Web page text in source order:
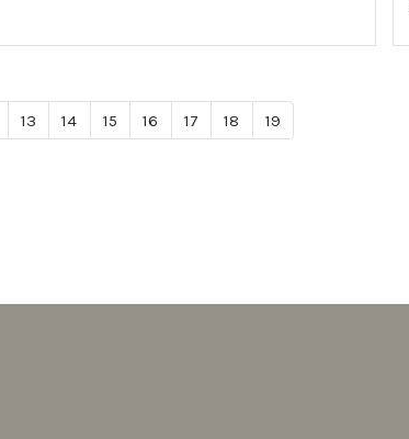
13 14 15 16 17 18 19